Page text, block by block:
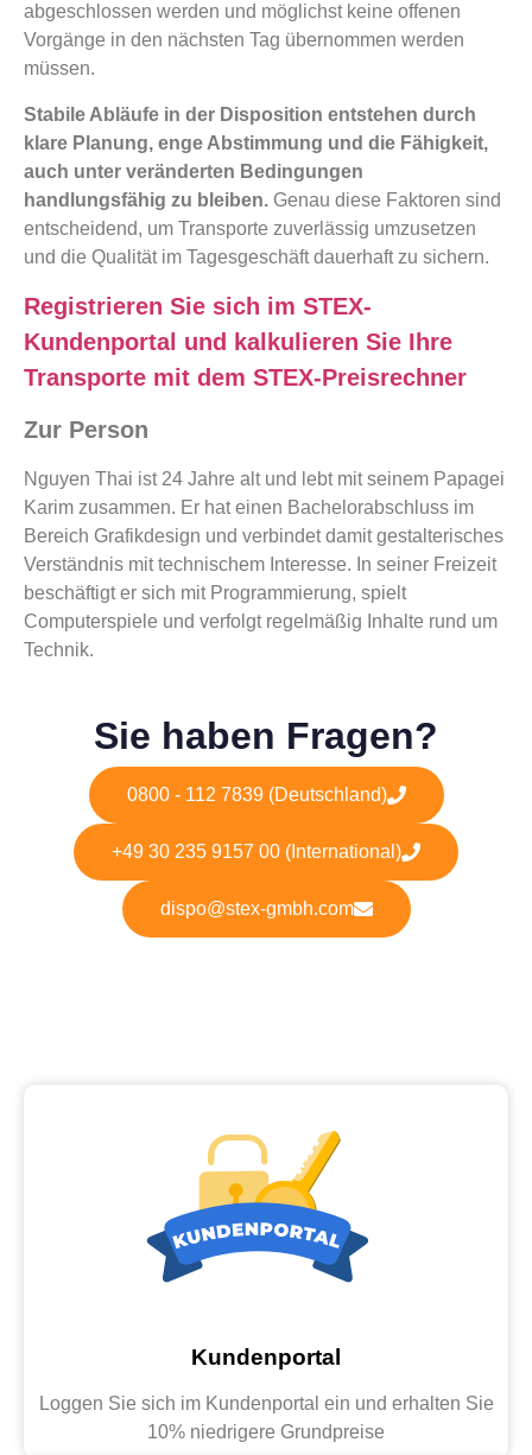
abgeschlossen werden und möglichst keine offenen
Vorgänge in den nächsten Tag übernommen werden
müssen.
Stabile Abläufe in der Disposition entstehen durch
klare Planung, enge Abstimmung und die Fähigkeit,
auch unter veränderten Bedingungen
handlungsfähig zu bleiben. Genau diese Faktoren sind
entscheidend, um Transporte zuverlässig umzusetzen
und die Qualität im Tagesgeschäft dauerhaft zu sichern.
Registrieren Sie sich im STEX-
Kundenportal und kalkulieren Sie Ihre
Transporte mit dem STEX-Preisrechner
Zur Person
Nguyen Thai ist 24 Jahre alt und lebt mit seinem Papagei
Karim zusammen. Er hat einen Bachelorabschluss im
Bereich Grafikdesign und verbindet damit gestalterisches
Verständnis mit technischem Interesse. In seiner Freizeit
beschäftigt er sich mit Programmierung, spielt
Computerspiele und verfolgt regelmäßig Inhalte rund um
Technik.
Sie haben Fragen?
0800 - 112 7839 (Deutschland)
+49 30 235 9157 00 (International)
dispo@stex-gmbh.com
Kundenportal
Loggen Sie sich im Kundenportal ein und erhalten Sie
10% niedrigere Grundpreise